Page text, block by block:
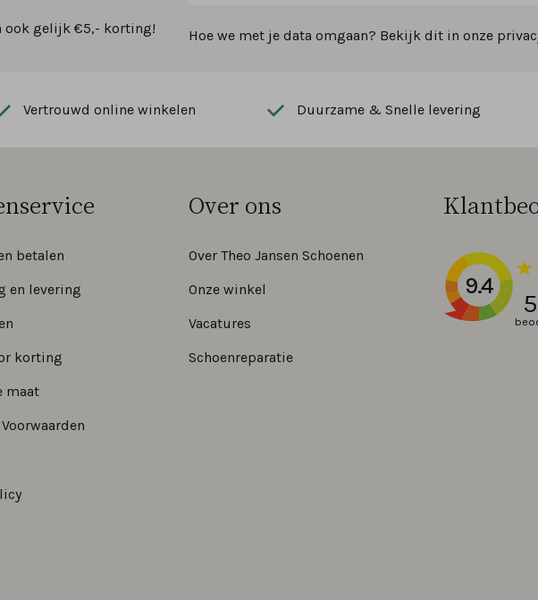
ook gelijk €5,- korting! Hoe we met je data omgaan? Bekijk dit in onze
Vertrouwd online winkelen Duurzame & Snelle levering
betalen
en levering
korting
maat
Over ons
Over Theo Jansen Schoenen
Onze winkel
Vacatures
Schoenreparatie
9.4